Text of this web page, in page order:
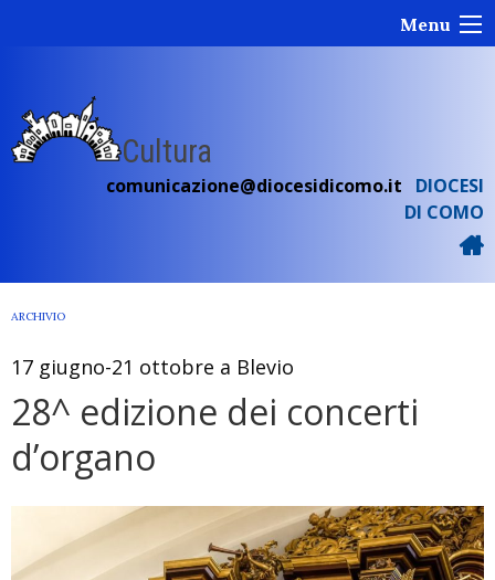
Menu
Cultura
comunicazione@diocesidicomo.it
DIOCESI
DI COMO
ARCHIVIO
17 giugno-21 ottobre a Blevio
28^ edizione dei concerti
d’organo